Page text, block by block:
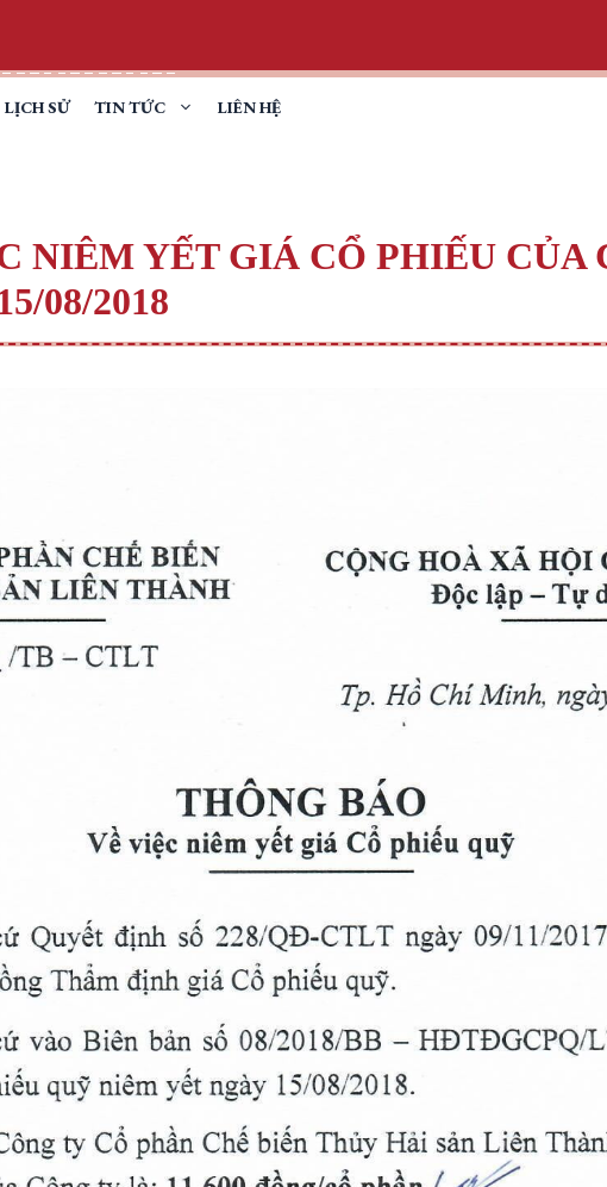
LỊCH SỬ TIN TỨC LIÊN HỆ
NIÊM YẾT GIÁ CỔ PHIẾU CỦA
08/2018